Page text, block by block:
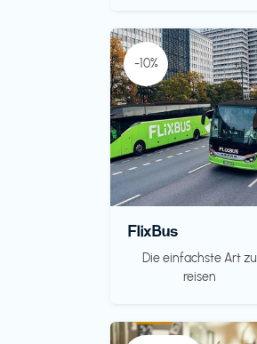
-10%
FlixBus
Die einfachste Art zu
reisen